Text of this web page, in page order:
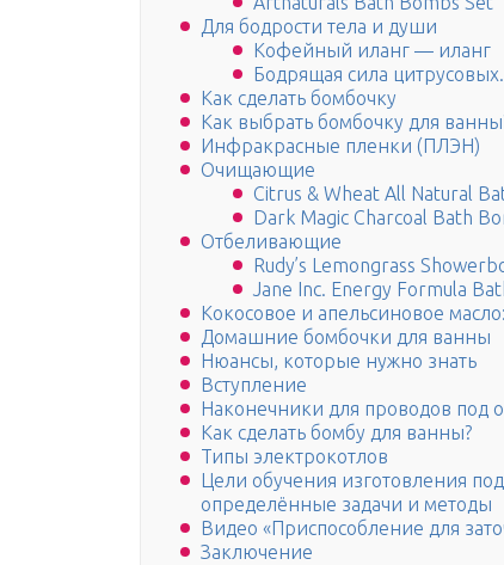
Для бодрости тела и души
Кофейный иланг — иланг
Бодрящая сила
Как сделать бомбочку
Как выбрать бомбочку для
Инфракрасные пленки (ПЛЭН)
Очищающие
Citrus & Wheat All Natural
Dark Magic Charcoal Bath
Отбеливающие
Rudy’s Lemongrass
Jane Inc. Energy Formula
Кокосовое и апельсиновое
Домашние бомбочки для ванны
Нюансы, которые нужно знать
Вступление
Наконечники для проводов под
Как сделать бомбу для ванны?
Типы электрокотлов
Цели обучения изготовления
определённые задачи и методы
Видео «Приспособление для
Заключение